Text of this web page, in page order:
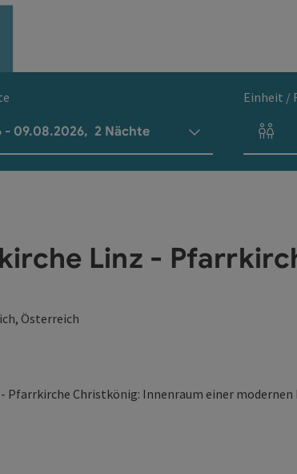
- 09.08.2026, 2 Nächte
Linz -
Österreich